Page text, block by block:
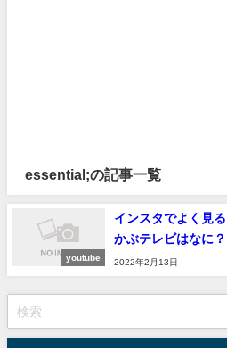
essential;の記事一覧
youtube
インスタでよく見
かぶテレビはなに？
2022年2月13日